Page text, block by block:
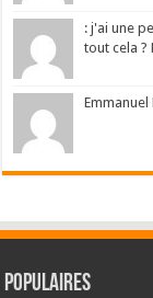
: j'ai une
tout cela ?
Emmanuel
Populaires